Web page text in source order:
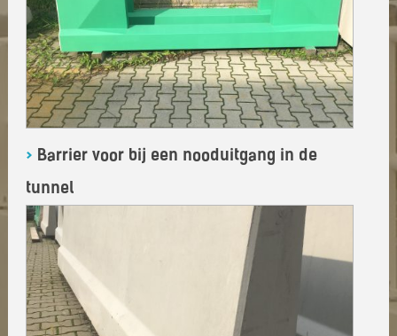
> Barrier voor bij een nooduitgang in de
tunnel